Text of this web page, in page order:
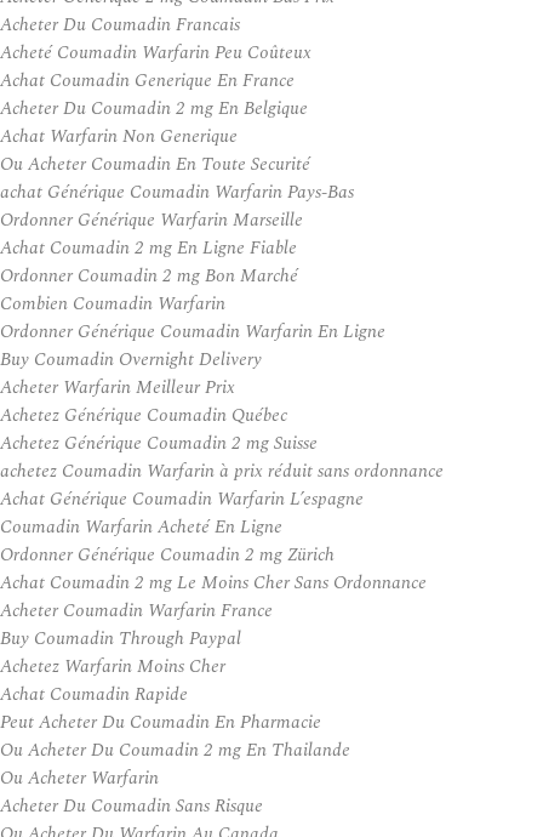
Acheter Du Coumadin Francais
Acheté Coumadin Warfarin Peu Coûteux
Achat Coumadin Generique En France
Acheter Du Coumadin 2 mg En Belgique
Achat Warfarin Non Generique
Ou Acheter Coumadin En Toute Securité
achat Générique Coumadin Warfarin Pays-Bas
Ordonner Générique Warfarin Marseille
Achat Coumadin 2 mg En Ligne Fiable
Ordonner Coumadin 2 mg Bon Marché
Combien Coumadin Warfarin
Ordonner Générique Coumadin Warfarin En Ligne
Buy Coumadin Overnight Delivery
Acheter Warfarin Meilleur Prix
Achetez Générique Coumadin Québec
Achetez Générique Coumadin 2 mg Suisse
achetez Coumadin Warfarin à prix réduit sans ordonnance
Achat Générique Coumadin Warfarin L’espagne
Coumadin Warfarin Acheté En Ligne
Ordonner Générique Coumadin 2 mg Zürich
Achat Coumadin 2 mg Le Moins Cher Sans Ordonnance
Acheter Coumadin Warfarin France
Buy Coumadin Through Paypal
Achetez Warfarin Moins Cher
Achat Coumadin Rapide
Peut Acheter Du Coumadin En Pharmacie
Ou Acheter Du Coumadin 2 mg En Thailande
Ou Acheter Warfarin
Acheter Du Coumadin Sans Risque